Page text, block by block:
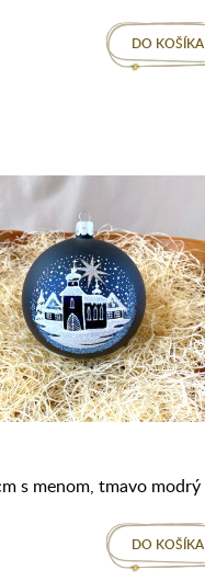
DO KOŠÍKA
s menom, tmavo modrý
DO KOŠÍKA